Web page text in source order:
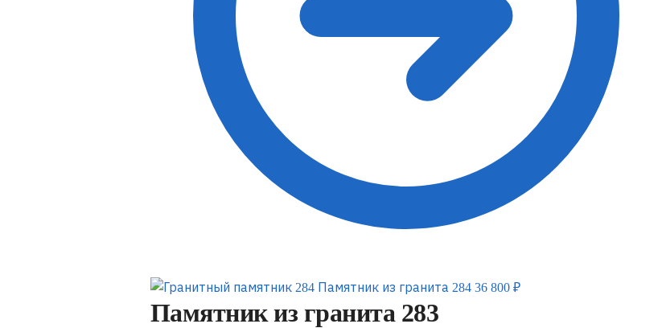
Памятник из гранита 284 36 800 ₽
Памятник из гранита 283